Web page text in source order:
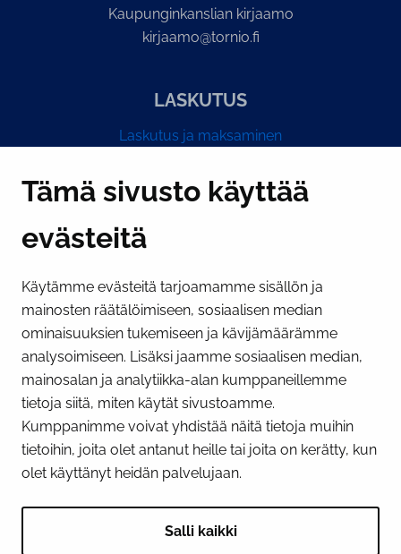
Tämä sivusto käyttää
evästeitä
Käytämme evästeitä tarjoamamme sisällön ja
mainosten räätälöimiseen, sosiaalisen median
ominaisuuksien tukemiseen ja kävijämäärämme
analysoimiseen. Lisäksi jaamme sosiaalisen median,
mainosalan ja analytiikka-alan kumppaneillemme
tietoja siitä, miten käytät sivustoamme.
Kumppanimme voivat yhdistää näitä tietoja muihin
tietoihin, joita olet antanut heille tai joita on kerätty, kun
olet käyttänyt heidän palvelujaan.
Salli kaikki
Kaupunginkanslian kirjaamo
kirjaamo@tornio.fi
LASKUTUS
Laskutus ja maksaminen
PI­KA­LINK­KE­JÄ
Näytä evästeasetukseni
SOSIAALINEN MEDIA
Facebook InstagramYouTube